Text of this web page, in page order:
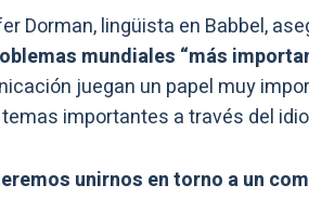
Dorman, lingüista en Babbel,
mundiales “más
juegan un papel muy
importantes a través del
unirnos en torno a un